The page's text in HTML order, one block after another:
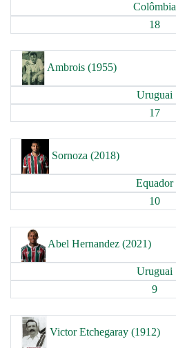
Colômbia
18
Ambrois (1955)
Uruguai
17
Sornoza (2018)
Equador
10
Abel Hernandez (2021)
Uruguai
9
Victor Etchegaray (1912)